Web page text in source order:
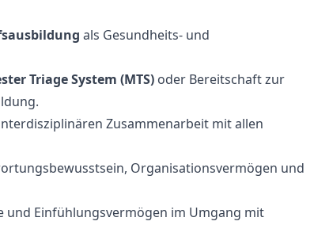
als Gesundheits- und
Triage System (MTS) oder Bereitschaft zur
Zusammenarbeit mit allen
Organisationsvermögen und
und Einfühlungsvermögen im Umgang mit